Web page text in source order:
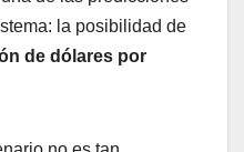
la posibilidad de
de dólares por